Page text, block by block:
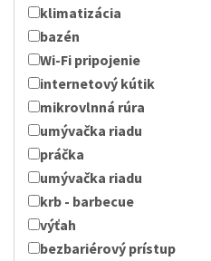
klimatizácia
bazén
Wi-Fi pripojenie
internetový kútik
mikrovlnná rúra
umývačka riadu
práčka
umývačka riadu
krb - barbecue
výťah
bezbariérový prístup